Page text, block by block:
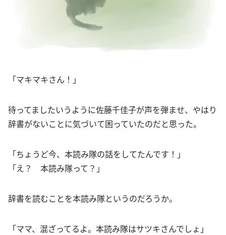
「マキマキさん！」
待ってましたいうように佐藤千佳子が声を弾ませ、やはり
辞書がないことに気づいて困っていたのだと思った。
「ちょうど今、本読み隊の話をしてたんです！」
「え？ 本読み隊って？」
辞書を読むことを本読み隊というのだろうか。
「ママ、混ざってるよ。本読み隊はサツキさんでしょ」